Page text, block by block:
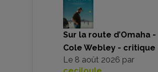
Sur la route d’Omaha -
Cole Webley - critique
Le 8 août 2026 par